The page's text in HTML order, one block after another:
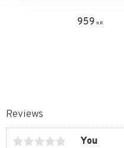
Reviews
You
959 KR